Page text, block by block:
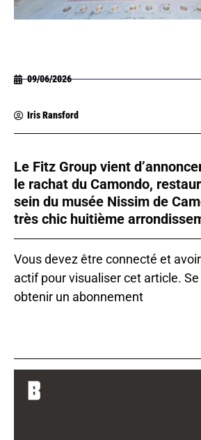
09/06/2026
Iris Ransford
Le Fitz Group vient
le rachat du Camondo,
sein du musée Nissim de
très chic huitième
Vous devez être connecté et
actif pour visualiser cet article.
obtenir un abonnement